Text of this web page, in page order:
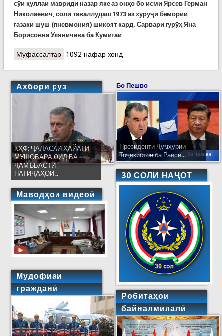
сӯи қуллаи мавриди назар яке аз онҳо бо исми Ярсев Герман
Николаевич, соли таваллудаш 1973 аз хуруҷи бемории
газаки шуш (пневмония) шикоят кард. Сарвари гурӯҳ Яна
Борисовна Уляничева ба Кумитаи
Муфассалтаро Анҷоми ду амалиёти махсус барои наҷоти
1092 нафар хонд
Ахбори рӯз
КҲФ: ҶАЛАСАИ ҲАЙАТИ
МУШОВАРА ОИД БА
ҶАМЪБАСТИ
НАТИҶАҲОИ...
Маводҳои видеоӣ
Мудофиаи
гражданӣ
Бо Пешво
Президенти Ҷумҳурии
Тоҷикистон ба Раиси...
30 СОЛИ НАҶОТ
Робитаҳои
байналмилалӣ